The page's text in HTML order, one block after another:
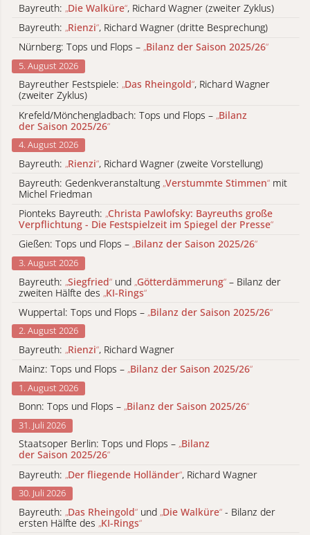
Bayreuth: „Die Walküre“, Richard Wagner (zweiter Zyklus)
Bayreuth: „Rienzi“, Richard Wagner (dritte Besprechung)
Nürnberg: Tops und Flops – „Bilanz der Saison 2025/26“
5. August 2026
Bayreuther Festspiele: „Das Rheingold“, Richard Wagner
(zweiter Zyklus)
Krefeld/Mönchengladbach: Tops und Flops – „Bilanz
der Saison 2025/26“
4. August 2026
Bayreuth: „Rienzi“, Richard Wagner (zweite Vorstellung)
Bayreuth: Gedenkveranstaltung „Verstummte Stimmen“ mit
Michel Friedman
Pionteks Bayreuth: „Christa Pawlofsky: Bayreuths große
Verpflichtung - Die Festspielzeit im Spiegel der Presse“
Gießen: Tops und Flops – „Bilanz der Saison 2025/26“
3. August 2026
Bayreuth: „Siegfried“ und „Götterdämmerung“ – Bilanz der
zweiten Hälfte des „KI-Rings“
Wuppertal: Tops und Flops – „Bilanz der Saison 2025/26“
2. August 2026
Bayreuth: „Rienzi“, Richard Wagner
Mainz: Tops und Flops – „Bilanz der Saison 2025/26“
1. August 2026
Bonn: Tops und Flops – „Bilanz der Saison 2025/26“
31. Juli 2026
Staatsoper Berlin: Tops und Flops – „Bilanz
der Saison 2025/26“
Bayreuth: „Der fliegende Holländer“, Richard Wagner
30. Juli 2026
Bayreuth: „Das Rheingold“ und „Die Walküre“ - Bilanz der
ersten Hälfte des „KI-Rings“